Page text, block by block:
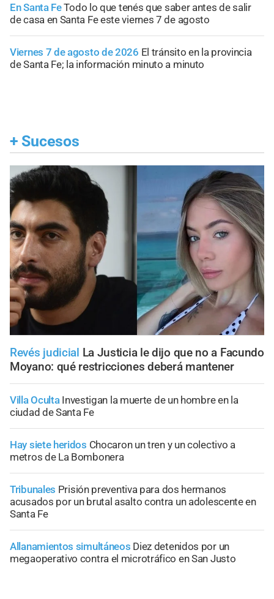
En Santa FeTodo lo que tenés que saber antes de salir
de casa en Santa Fe este viernes 7 de agosto
Viernes 7 de agosto de 2026 El tránsito en la provincia
de Santa Fe; la información minuto a minuto
+ Sucesos
Revés judicial La Justicia le dijo que no a Facundo
Moyano: qué restricciones deberá mantener
Villa Oculta Investigan la muerte de un hombre en la
ciudad de Santa Fe
Hay siete heridos Chocaron un tren y un colectivo a
metros de La Bombonera
Tribunales Prisión preventiva para dos hermanos
acusados por un brutal asalto contra un adolescente en
Santa Fe
Allanamientos simultáneos Diez detenidos por un
megaoperativo contra el microtráfico en San Justo